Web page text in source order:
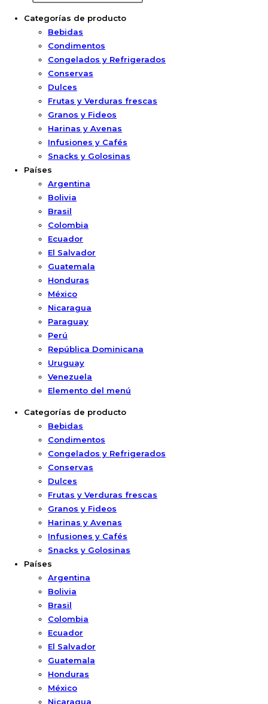
Categorías de producto
Bebidas
Condimentos
Congelados y Refrigerados
Conservas
Dulces
Frutas y Verduras frescas
Granos y Fideos
Harinas y Avenas
Infusiones y Cafés
Snacks y Golosinas
Países
Argentina
Bolivia
Brasil
Colombia
Ecuador
El Salvador
Guatemala
Honduras
México
Nicaragua
Paraguay
Perú
República Dominicana
Uruguay
Venezuela
Elemento del menú
Categorías de producto
Bebidas
Condimentos
Congelados y Refrigerados
Conservas
Dulces
Frutas y Verduras frescas
Granos y Fideos
Harinas y Avenas
Infusiones y Cafés
Snacks y Golosinas
Países
Argentina
Bolivia
Brasil
Colombia
Ecuador
El Salvador
Guatemala
Honduras
México
Nicaragua